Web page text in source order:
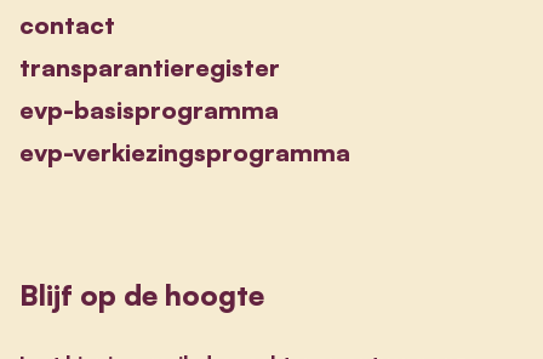
contact
transparantieregister
evp-basisprogramma
evp-verkiezingsprogramma
Blijf op de hoogte